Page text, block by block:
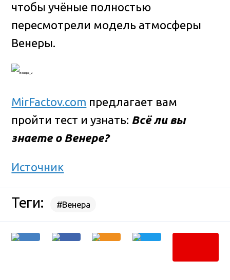
чтобы учёные полностью
пересмотрели модель атмосферы
Венеры.
MirFactov.com предлагает вам
пройти тест и узнать: Всё ли вы
знаете о Венере?
Источник
Теги: #Венера